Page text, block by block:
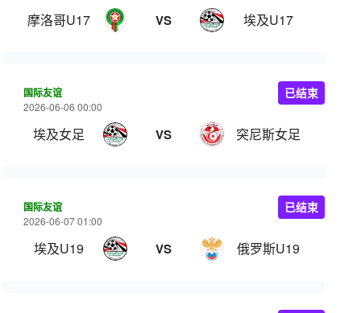
摩洛哥U17 VS 埃及U17
国际友谊
2026-06-06 00:00
埃及女足 VS 突尼斯女足
已结束
国际友谊
2026-06-07 01:00
埃及U19 VS 俄罗斯U19
已结束